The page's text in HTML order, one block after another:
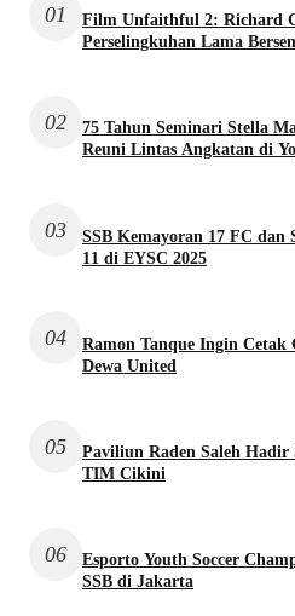
01
Film Unfaithful 2: Richard
Perselingkuhan Lama
02
75 Tahun Seminari Stella
Reuni Lintas Angkatan di
03
SSB Kemayoran 17 FC dan
11 di EYSC 2025
04
Ramon Tanque Ingin Cetak
Dewa United
05
Paviliun Raden Saleh Hadir
TIM Cikini
06
Esporto Youth Soccer
SSB di Jakarta